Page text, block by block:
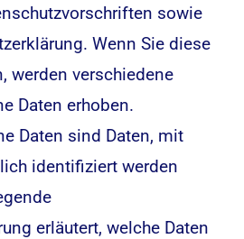
sowie
Wenn Sie diese
werden verschiedene
Daten erhoben.
Daten sind Daten, mit
identifiziert werden
erläutert, welche Daten